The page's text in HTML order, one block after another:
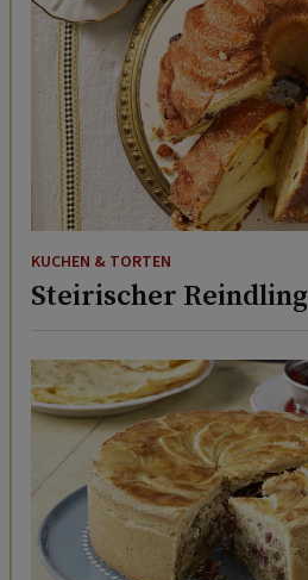
KUCHEN & TORTEN
Steirischer Reindling